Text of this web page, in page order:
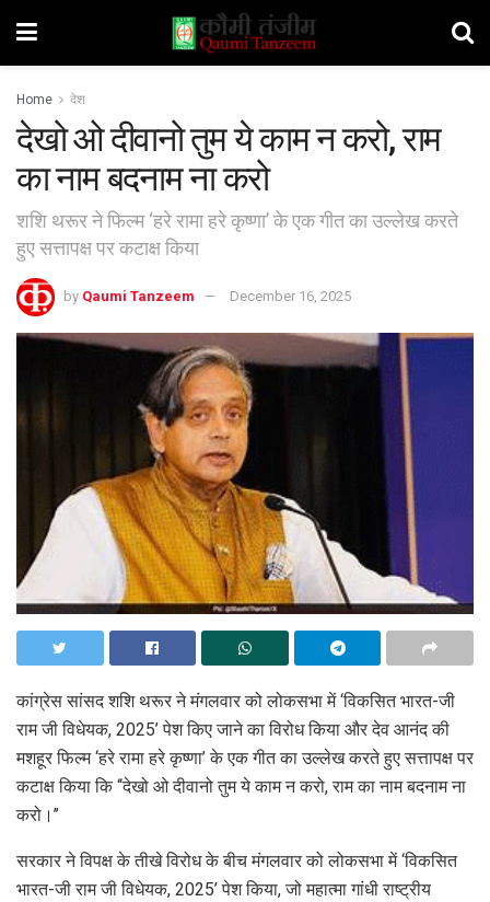
Home देश
देखो ओ दीवानो तुम ये काम न करो, राम
का नाम बदनाम ना करो
शशि थरूर ने फिल्म ‘हरे रामा हरे कृष्णा’ के एक गीत का उल्लेख करते
हुए सत्तापक्ष पर कटाक्ष किया
by Qaumi Tanzeem December 16, 2025
कांग्रेस सांसद शशि थरूर ने मंगलवार को लोकसभा में ‘विकसित भारत-जी
राम जी विधेयक, 2025’ पेश किए जाने का विरोध किया और देव आनंद की
मशहूर फिल्म ‘हरे रामा हरे कृष्णा’ के एक गीत का उल्लेख करते हुए सत्तापक्ष पर
कटाक्ष किया कि ‘‘देखो ओ दीवानो तुम ये काम न करो, राम का नाम बदनाम ना
करो।’’
सरकार ने विपक्ष के तीखे विरोध के बीच मंगलवार को लोकसभा में ‘विकसित
भारत-जी राम जी विधेयक, 2025’ पेश किया, जो महात्मा गांधी राष्ट्रीय